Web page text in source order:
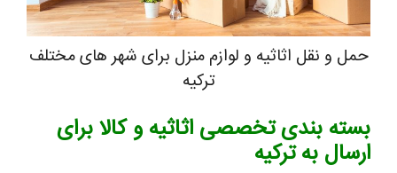
حمل و نقل اثاثیه و لوازم منزل برای شهر های مختلف
ترکیه
بسته بندی تخصصی اثاثیه و کالا برای
ارسال به ترکیه